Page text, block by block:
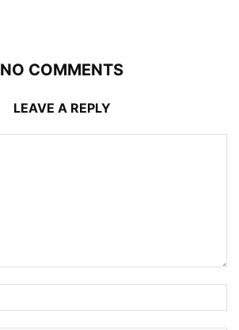
NO COMMENTS
LEAVE A REPLY